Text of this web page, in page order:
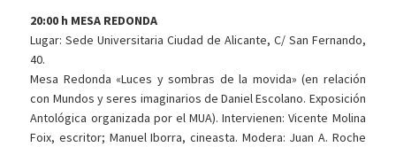
20:00 h MESA REDONDA
Lugar: Sede Universitaria Ciudad de Alicante, C/ San Fernando,
40.
Mesa Redonda «Luces y sombras de la movida» (en relación
con Mundos y seres imaginarios de Daniel Escolano. Exposición
Antológica organizada por el MUA). Intervienen: Vicente Molina
Foix, escritor; Manuel Iborra, cineasta. Modera: Juan A. Roche